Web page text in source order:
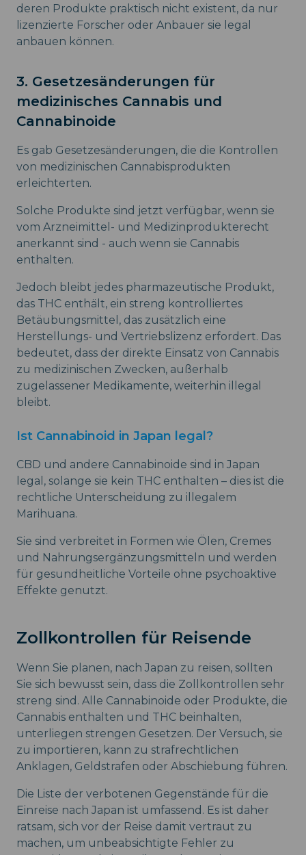
deren Produkte praktisch nicht existent, da nur
lizenzierte Forscher oder Anbauer sie legal
anbauen können.
3. Gesetzesänderungen für
medizinisches Cannabis und
Cannabinoide
Es gab Gesetzesänderungen, die die Kontrollen
von medizinischen Cannabisprodukten
erleichterten.
Solche Produkte sind jetzt verfügbar, wenn sie
vom Arzneimittel- und Medizinprodukterecht
anerkannt sind - auch wenn sie Cannabis
enthalten.
Jedoch bleibt jedes pharmazeutische Produkt,
das THC enthält, ein streng kontrolliertes
Betäubungsmittel, das zusätzlich eine
Herstellungs- und Vertriebslizenz erfordert. Das
bedeutet, dass der direkte Einsatz von Cannabis
zu medizinischen Zwecken, außerhalb
zugelassener Medikamente, weiterhin illegal
bleibt.
Ist Cannabinoid in Japan legal?
CBD und andere Cannabinoide sind in Japan
legal, solange sie kein THC enthalten – dies ist die
rechtliche Unterscheidung zu illegalem
Marihuana.
Sie sind verbreitet in Formen wie Ölen, Cremes
und Nahrungsergänzungsmitteln und werden
für gesundheitliche Vorteile ohne psychoaktive
Effekte genutzt.
Zollkontrollen für Reisende
Wenn Sie planen, nach Japan zu reisen, sollten
Sie sich bewusst sein, dass die Zollkontrollen sehr
streng sind. Alle Cannabinoide oder Produkte, die
Cannabis enthalten und THC beinhalten,
unterliegen strengen Gesetzen. Der Versuch, sie
zu importieren, kann zu strafrechtlichen
Anklagen, Geldstrafen oder Abschiebung führen.
Die Liste der verbotenen Gegenstände für die
Einreise nach Japan ist umfassend. Es ist daher
ratsam, sich vor der Reise damit vertraut zu
machen, um unbeabsichtigte Fehler zu